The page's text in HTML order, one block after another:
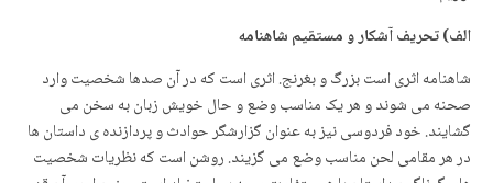
الف) تحریف آشکار و مستقیم شاهنامه
شاهنامه اثری است بزرگ و بغرنج. اثری است که در آن صدها شخصیت وارد
صحنه می شوند و هر یک مناسب وضع و حال خویش زبان به سخن می
گشایند. خود فردوسی نیز به عنوان گزارشگر حوادث و پردازنده ی داستان ها
در هر مقامی لحن مناسب وضع می گزیند. روشن است که نظریات شخصیت